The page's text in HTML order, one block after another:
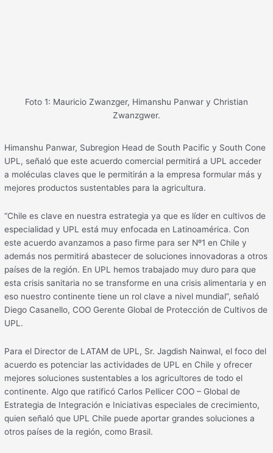
Foto 1: Mauricio Zwanzger, Himanshu Panwar y Christian
Zwanzgwer.
Himanshu Panwar, Subregion Head de South Pacific y South Cone
UPL, señaló que este acuerdo comercial permitirá a UPL acceder
a moléculas claves que le permitirán a la empresa formular más y
mejores productos sustentables para la agricultura.
“Chile es clave en nuestra estrategia ya que es líder en cultivos de
especialidad y UPL está muy enfocada en Latinoamérica. Con
este acuerdo avanzamos a paso firme para ser Nº1 en Chile y
además nos permitirá abastecer de soluciones innovadoras a otros
países de la región. En UPL hemos trabajado muy duro para que
esta crisis sanitaria no se transforme en una crisis alimentaria y en
eso nuestro continente tiene un rol clave a nivel mundial”, señaló
Diego Casanello, COO Gerente Global de Protección de Cultivos de
UPL.
Para el Director de LATAM de UPL, Sr. Jagdish Nainwal, el foco del
acuerdo es potenciar las actividades de UPL en Chile y ofrecer
mejores soluciones sustentables a los agricultores de todo el
continente. Algo que ratificó Carlos Pellicer COO – Global de
Estrategia de Integración e Iniciativas especiales de crecimiento,
quien señaló que UPL Chile puede aportar grandes soluciones a
otros países de la región, como Brasil.